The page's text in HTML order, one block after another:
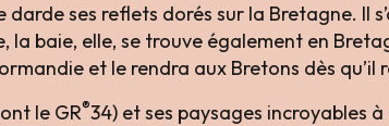
ses reflets dorés sur la Bretagne. Il
baie, elle, se trouve également en
et le rendra aux Bretons dès qu’il
le GR®34) et ses paysages incroyables